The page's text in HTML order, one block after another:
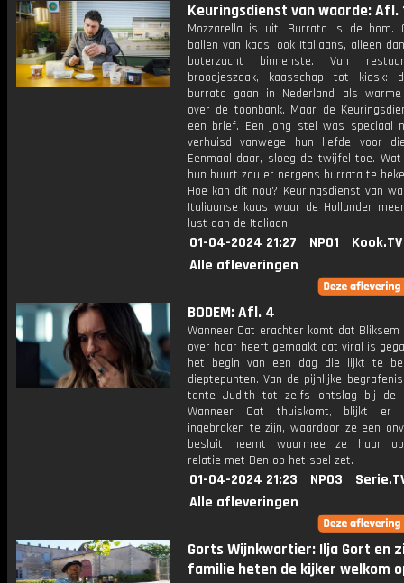
Keuringsdienst van waarde: Afl.
Mozzarella is uit. Burrata is de bom.
ballen van kaas, ook Italiaans, alleen
boterzacht binnenste. Van
broodjeszaak, kaasschap tot kiosk:
burrata gaan in Nederland als
over de toonbank. Maar de
een brief. Een jong stel was speciaal
verhuisd vanwege hun liefde voor
Eenmaal daar, sloeg de twijfel toe.
hun buurt zou er nergens burrata te
Hoe kan dit nou? Keuringsdienst van
Italiaanse kaas waar de Hollander
lust dan de Italiaan.
01-04-2024 21:27 NPO1
Kook.TV
Alle afleveringen
BODEM: Afl. 4
Wanneer Cat erachter komt dat Bliksem
over haar heeft gemaakt dat viral is
het begin van een dag die lijkt te
dieptepunten. Van de pijnlijke
tante Judith tot zelfs ontslag bij de
Wanneer Cat thuiskomt, blijkt er
ingebroken te zijn, waardoor ze een
besluit neemt waarmee ze haar
relatie met Ben op het spel zet.
01-04-2024 21:23 NPO3
Alle afleveringen
Gorts Wijnkwartier: Ilja Gort en
familie heten de kijker welkom